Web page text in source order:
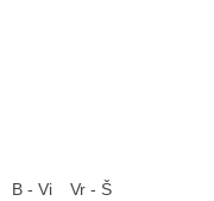
B - Vi Vr - Š